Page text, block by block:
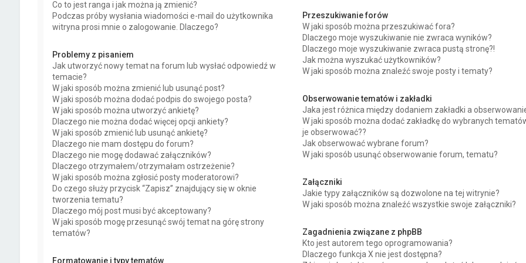
Co to jest ranga i jak można ją zmienić?
Podczas próby wysłania wiadomości e-mail do użytkownika
witryna prosi mnie o zalogowanie. Dlaczego?
Problemy z pisaniem
Jak utworzyć nowy temat na forum lub wysłać odpowiedź w
temacie?
W jaki sposób można zmienić lub usunąć post?
W jaki sposób można dodać podpis do swojego posta?
W jaki sposób można utworzyć ankietę?
Dlaczego nie można dodać więcej opcji ankiety?
W jaki sposób zmienić lub usunąć ankietę?
Dlaczego nie mam dostępu do forum?
Dlaczego nie mogę dodawać załączników?
Dlaczego otrzymałem/otrzymałam ostrzeżenie?
W jaki sposób można zgłosić posty moderatorowi?
Do czego służy przycisk “Zapisz” znajdujący się w oknie
tworzenia tematu?
Dlaczego mój post musi być akceptowany?
W jaki sposób mogę przesunąć swój temat na górę strony
tematów?
Formatowanie i typy tematów
Przeszukiwanie forów
W jaki sposób można przeszukiwać fora?
Dlaczego moje wyszukiwanie nie zwraca wyników?
Dlaczego moje wyszukiwanie zwraca pustą stronę?!
Jak można wyszukać użytkowników?
W jaki sposób można znaleźć swoje posty i tematy?
Obserwowanie tematów i zakładki
Jaka jest różnica między dodaniem zakładki a
W jaki sposób można dodać zakładkę do wybranych
je obserwować??
Jak obserwować wybrane forum?
W jaki sposób usunąć obserwowanie forum, tematu?
Załączniki
Jakie typy załączników są dozwolone na tej witrynie?
W jaki sposób można znaleźć wszystkie swoje załączniki?
Zagadnienia związane z phpBB
Kto jest autorem tego oprogramowania?
Dlaczego funkcja X nie jest dostępna?